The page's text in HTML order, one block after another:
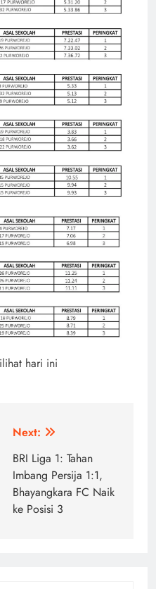
hari ini
Next:
BRI Liga 1: Tahan
Imbang Persija 1:1,
Bhayangkara FC Naik
ke Posisi 3